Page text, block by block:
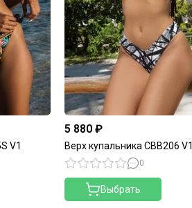
V1
5 880 ₽
Верх купальника CBB206 V1
0
Выбрать